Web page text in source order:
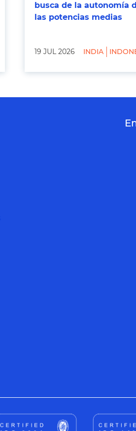
busca de la autonomía
las potencias medias
19 JUL 2026 INDIA